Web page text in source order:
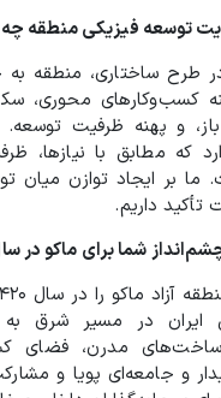
توسعه فیزیکی منطقه چه
طرح ساختاری، منطقه به
کسب‌وکارهای محوری،
و پهنه ظرفیت توسعه.
که مطابق با نیازها،
بر ایجاد توازن میان
داریم.
شما برای ماکو در سال ۱۴۲۰
ایران در مسیر شرق
مدرن، فضای
و جامعه‌ای پویا و